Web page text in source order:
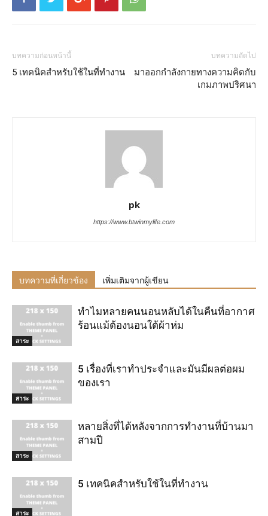
บทความก่อนหน้านี้
5 เทคนิคสำหรับใช้ในที่ทำงาน
บทความถัดไป
มาออกกำลังกายทางความคิดกับ
เกมภาพปริศนา
pk
https://www.btwinmylife.com
บทความที่เกี่ยวข้อง เพิ่มเติมจากผู้เขียน
สาระ
ทำไมหลายคนนอนหลับได้ในคืนที่อากาศ
ร้อนแม้ต้องนอนใต้ผ้าห่ม
สาระ
5 เรื่องที่เราทำประจำและมันมีผลต่อผม
ของเรา
สาระ
หลายสิ่งที่ได้หลังจากการทำงานที่บ้านมา
สามปี
สาระ
5 เทคนิคสำหรับใช้ในที่ทำงาน